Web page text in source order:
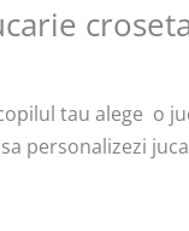
tau alege o
personalizezi